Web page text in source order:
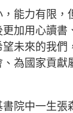
能力有限，
加用心讀書
未來的我們
為國家貢獻
院中一生張